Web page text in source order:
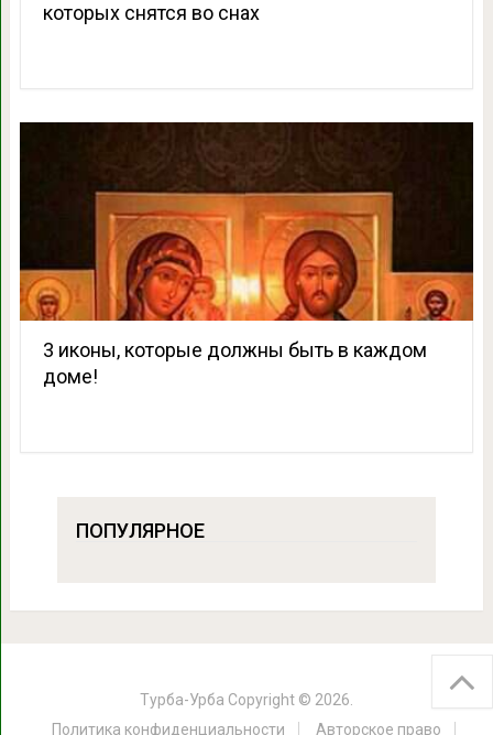
которых снятся во снах
3 иконы, которые должны быть в каждом
доме!
ПОПУЛЯРНОЕ
Турба-Урба Copyright © 2026.
Политика конфиденциальности
Авторское право